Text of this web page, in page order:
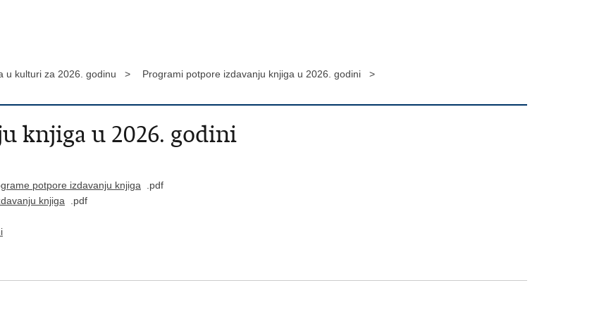
u kulturi za 2026. godinu > Programi potpore izdavanju knjiga u 2026. godini >
knjiga u 2026. godini
potpore izdavanju knjiga .pdf
knjiga .pdf